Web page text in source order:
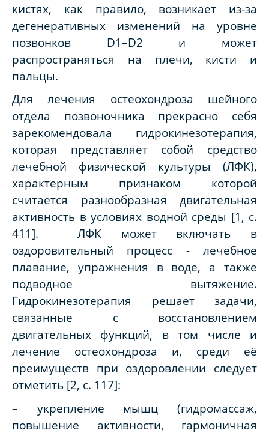
кистях, как правило, возникает из-за
дегенеративных изменений на уровне
позвонков D1–D2 и может
распространяться на плечи, кисти и
пальцы.
Для лечения остеохондроза шейного
отдела позвоночника прекрасно себя
зарекомендовала гидрокинезотерапия,
которая представляет собой средство
лечебной физической культуры (ЛФК),
характерным признаком которой
считается разнообразная двигательная
активность в условиях водной среды [1, с.
411]. ЛФК может включать в
оздоровительный процесс - лечебное
плавание, упражнения в воде, а также
подводное вытяжение.
Гидрокинезотерапия решает задачи,
связанные с восстановлением
двигательных функций, в том числе и
лечение остеохондроза и, среди её
преимуществ при оздоровлении следует
отметить [2, с. 117]:
– укрепление мышц (гидромассаж,
повышение активности, гармоничная